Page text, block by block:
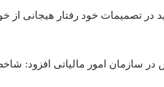
در تصمیمات خود رفتار هیجانی از
سازمان امور مالیاتی افزود: